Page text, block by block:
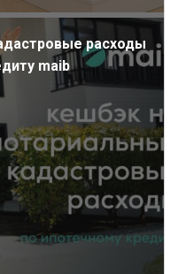
расходы
maib